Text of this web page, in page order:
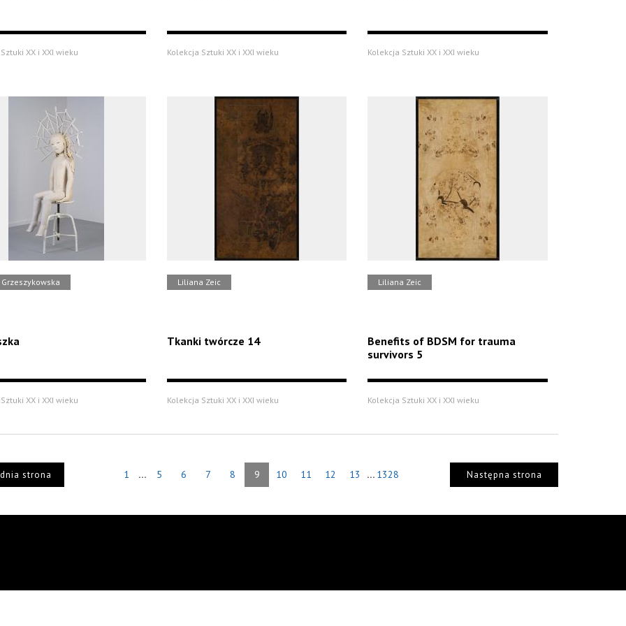
XX i XXI wieku Kolekcja Sztuki XX i XXI wieku Kolekcja Sztuki XX i XXI wieku
XX i XXI wieku
Liliana Zeic
Tkanki twórcze 14
Kolekcja Sztuki XX i XXI wieku
Liliana Zeic
Benefits of BDSM for trauma
survivors 5
Kolekcja Sztuki XX i XXI wieku
strona 1 ... 5 6 7 8 9 10 11 12 13 ... 1328 Następna strona